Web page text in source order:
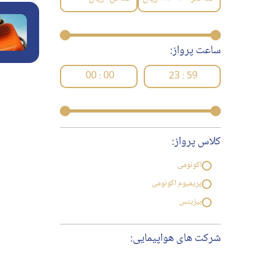
ساعت پرواز:
23 : 59
00 : 00
کلاس پرواز:
اکونومی
پریمیوم اکونومی
بیزینس
شرکت های هواپیمایی: